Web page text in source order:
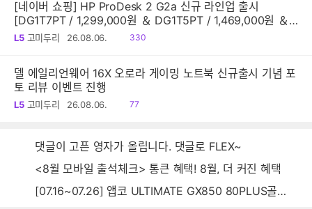
[네이버 쇼핑] HP ProDesk 2 G2a 신규 라인업 출시
[DG1T7PT / 1,299,000원 ＆ DG1T5PT / 1,469,000원 ＆
DG1Q4PT / 1,599,000원]
L5 고미두리 26.08.06.
읽
330
델 에일리언웨어 16X 오로라 게이밍 노트북 신규출시 기념 포
토 리뷰 이벤트 진행
L5 고미두리 26.08.06.
읽
77
댓글이 고픈 영자가 올립니다. 댓글로 FLEX~
<8월 모바일 출석체크> 통큰 혜택! 8월, 더 커진 혜택
[07.16~07.26] 앱코 ULTIMATE GX850 80PLUS골드 풀모듈러 ATX3.0 블랙